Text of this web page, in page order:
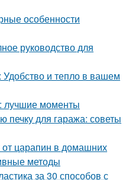
особенности
руководство для
Удобство и тепло в вашем
лучшие моменты
печку для гаража: советы
от царапин в домашних
методы
за 30 способов с